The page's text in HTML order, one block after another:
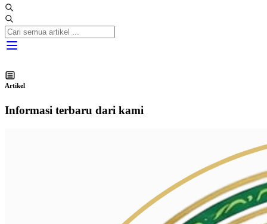
Artikel
Informasi terbaru dari kami